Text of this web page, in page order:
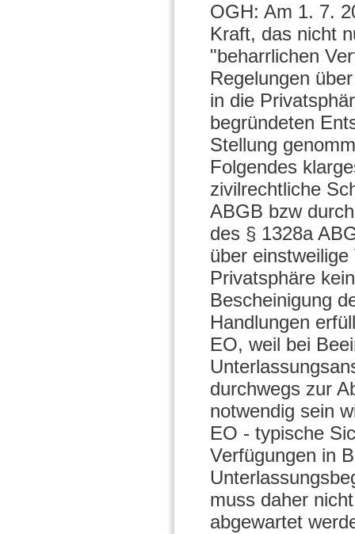
OGH: Am 1. 7.
Kraft, das nicht
"beharrlichen
Regelungen
in die
begründeten
Stellung
Folgendes
zivilrechtliche
ABGB bzw
des § 1328a
über
Privatsphäre
Bescheinigung
Handlungen
EO, weil bei
durchwegs zur
notwendig sein
EO - typische
Verfügungen in
muss daher
abgewartet